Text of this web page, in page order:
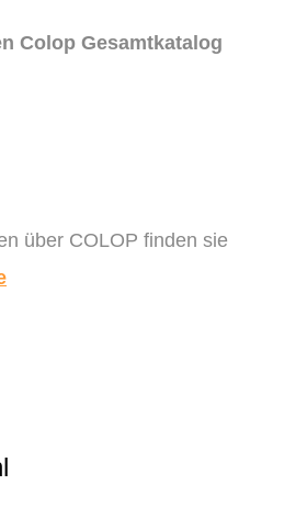
Colop Gesamtkatalog
über COLOP finden sie